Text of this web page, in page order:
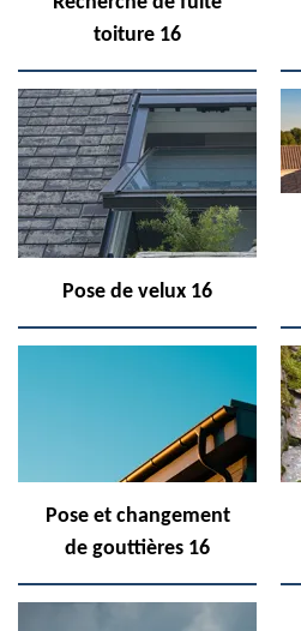
toiture 16
Pose de velux 16
Pose et changement
de gouttières 16